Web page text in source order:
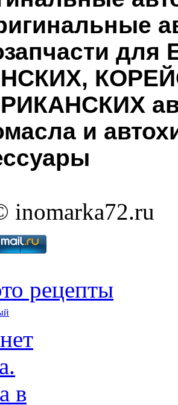
и
inomarka72.ru
рецепты